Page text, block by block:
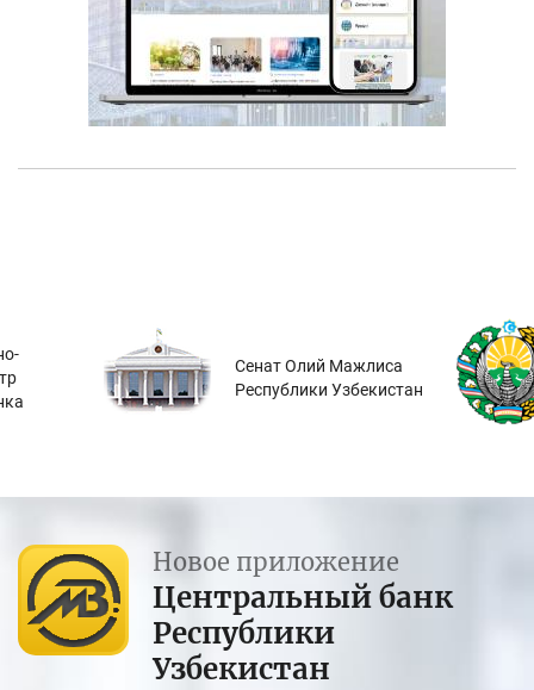
Сенат Олий Мажлиса
Республики Узбекистан
Новое приложение
Центральный банк
Республики
Узбекистан